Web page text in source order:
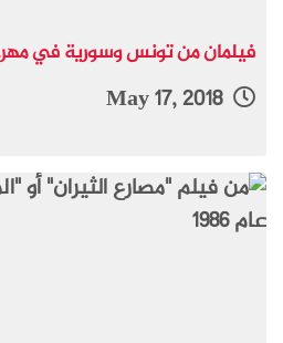
فيلمان من تونس وسورية في
May 17, 2018